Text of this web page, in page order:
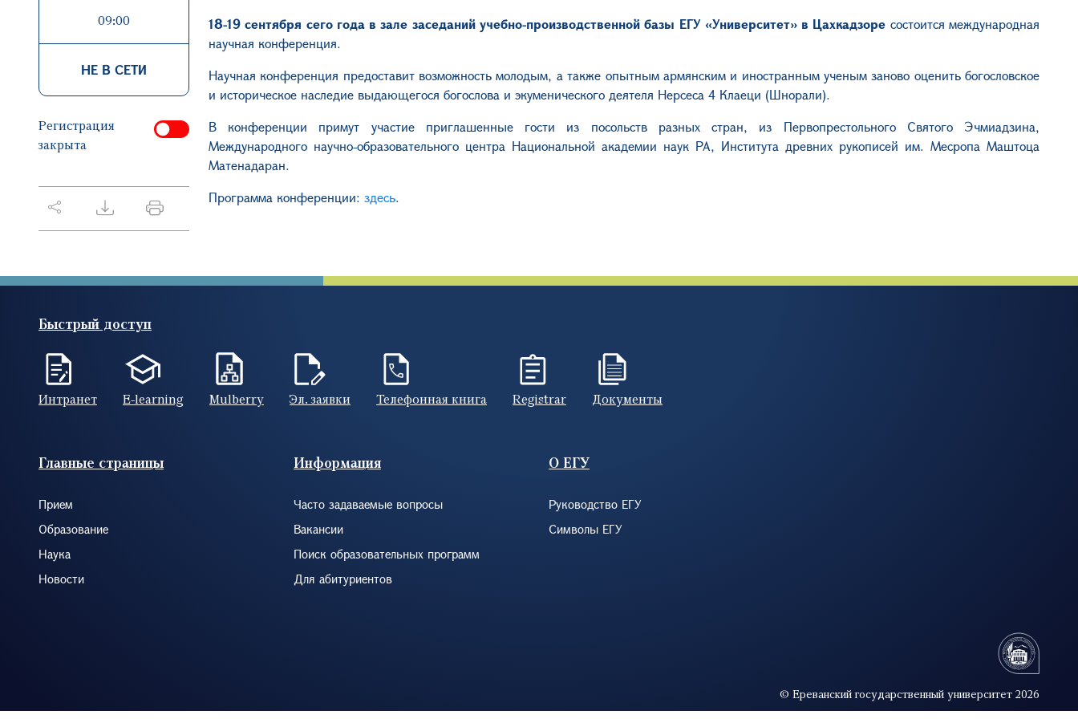
09:00
НЕ В СЕТИ
Регистрация
закрыта
18-19 сентября сего года в зале заседаний учебно-производственной базы ЕГУ «Университет» в Цахкадзоре состоится международная
научная конференция.
Научная конференция предоставит возможность молодым, а также опытным армянским и иностранным ученым заново оценить богословское
и историческое наследие выдающегося богослова и экуменического деятеля Нерсеса 4 Клаеци (Шнорали).
В конференции примут участие приглашенные гости из посольств разных стран, из Первопрестольного Святого Эчмиадзина,
Международного научно-образовательного центра Национальной академии наук РА, Института древних рукописей им. Месропа Маштоца
Матенадаран.
Программа конференции: здесь.
Быстрый доступ
Интранет E-learning Mulberry Эл. заявки Телефонная книга Registrar Документы
Footer (RUS)
Главные страницы
Прием
Образование
Наука
Новости
Информация
Часто задаваемые вопросы
Вакансии
Поиск образовательных программ
Для абитуриентов
О ЕГУ
Руководство ЕГУ
Символы ЕГУ
© Ереванский государственный университет 2026